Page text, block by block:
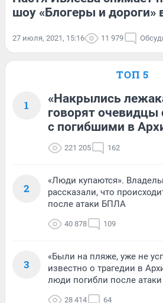
шоу «Блогеры и дороги»
27 июля, 2021, 15:16 11 979
ТОП 5
1
«Накрылись
говорят
с погибшими в
221 205 162
2
«Люди купаются».
рассказали, что
после атаки БПЛА
40 878 109
3
«Были на пляже, уже не
известно о трагедии в
люди погибли после
28 414 64